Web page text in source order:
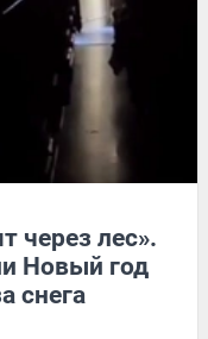
через лес».
Новый год
снега